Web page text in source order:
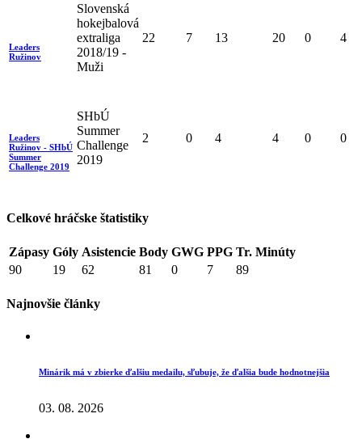
Leaders
Ružinov
Slovenská
hokejbalová
extraliga
2018/19 -
Muži
22 7 13 20 0 4
Leaders
Ružinov - SHbÚ
Summer
Challenge 2019
SHbÚ
Summer
Challenge
2019
2 0 4 4 0 0
Celkové hráčske štatistiky
Zápasy Góly Asistencie Body GWG PPG Tr. Minúty
90
19 62 81 0 7 89
Najnovšie články
Minárik má v zbierke ďalšiu medailu, sľubuje, že ďalšia bude hodnotnejšia
03. 08. 2026